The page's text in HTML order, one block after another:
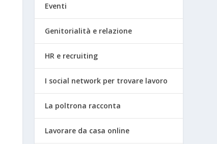
Eventi
Genitorialità e relazione
HR e recruiting
I social network per trovare lavoro
La poltrona racconta
Lavorare da casa online